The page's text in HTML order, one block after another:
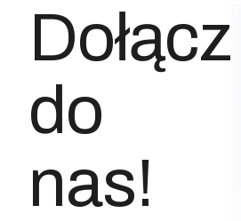
Dołącz
do
nas!